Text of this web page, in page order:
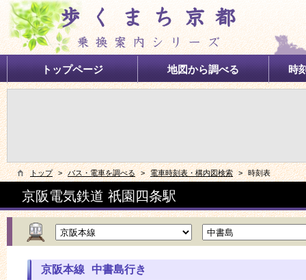
トップページ 地図から調べる 時
トップ > バス・電車を調べる > 電車時刻表・構内図検索 > 時刻表
京阪電気鉄道 祇園四条駅
京阪本線 中書島行き